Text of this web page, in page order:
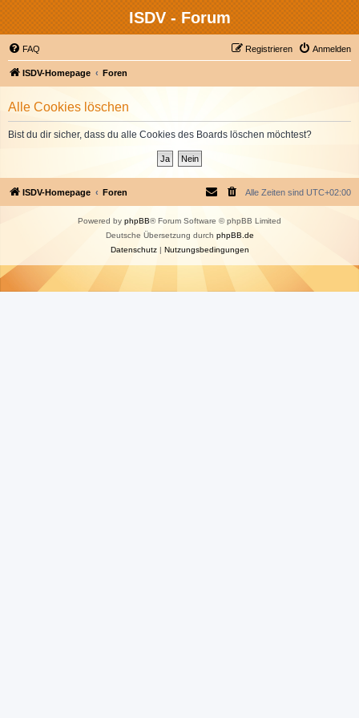
ISDV - Forum
FAQ Anmelden
Registrieren
ISDV-Homepage Foren
Alle Cookies löschen
Bist du dir sicher, dass du alle Cookies des Boards löschen möchtest?
ISDV-Homepage Foren Alle Zeiten sind UTC+02:00
Powered by phpBB® Forum Software © phpBB Limited
Deutsche Übersetzung durch phpBB.de
Datenschutz| Nutzungsbedingungen